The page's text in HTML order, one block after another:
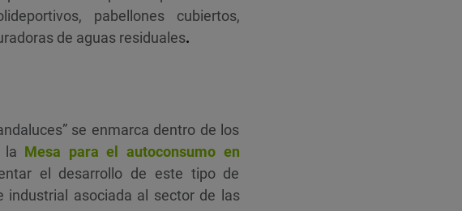
pabellones cubiertos,
de aguas residuales.
se enmarca dentro de los
la Mesa para el autoconsumo en
el desarrollo de este tipo de
industrial asociada al sector de las